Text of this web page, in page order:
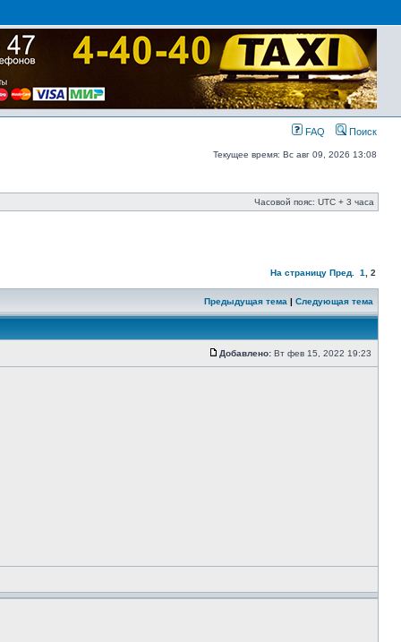
FAQ Поиск
Текущее время: Вс авг 09, 2026 13:08
Часовой пояс: UTC + 3 часа
На страницу Пред. 1 2
Предыдущая тема | Следующая тема
Добавлено: Вт фев 15, 2022 19:23